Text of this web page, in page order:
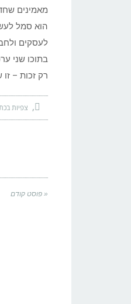
מאמינים
הוא סמל
לעסקים
בתוכו שני
רק זכות – זו
צפיות
« פוסט קודם